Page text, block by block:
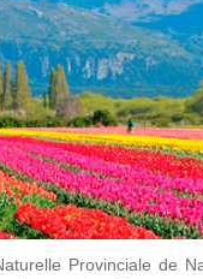
Provinciale de